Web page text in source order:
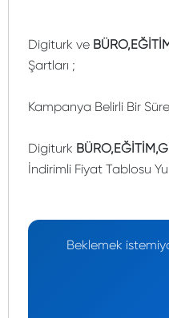
Digiturk ve
Şartları ;
Kampanya Belirli Bir
Digiturk
İndirimli Fiyat Tablosu
Beklemek